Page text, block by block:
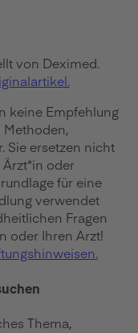
von Deximed.
keine Empfehlung
Sie ersetzen nicht
oder
für eine
verwendet
Fragen
oder Ihren Arzt!
Thema,